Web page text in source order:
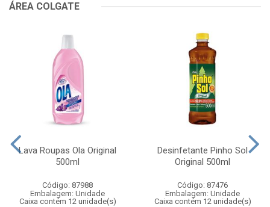
ÁREA COLGATE
Lava Roupas Ola Original
500ml
Código: 87988
Embalagem: Unidade
Caixa contém 12 unidade(s)
Desinfetante Pinho Sol
Original 500ml
Código: 87476
Embalagem: Unidade
Caixa contém 12 unidade(s)